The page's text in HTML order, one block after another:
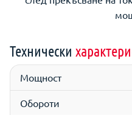
Технически
Мощност
Обороти